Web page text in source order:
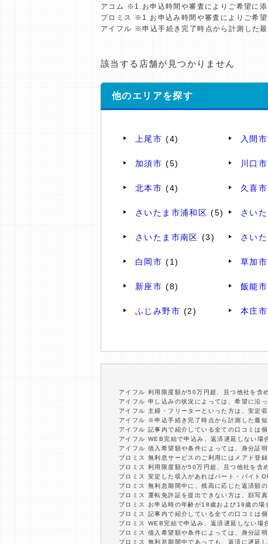
アコム ※1.お申込時間や審査によりご希望に添
プロミス ※1 お申込み時間や審査によりご希望
アイフル ※申込手続き完了時点から計測した
該当する店舗が見つかりません
他のエリアを探す
上尾市 (4) 入間市
加須市 (5) 川口市
北本市 (4) 久喜市
さいたま市浦和区 (5) さい
さいたま市南区 (3) さい
白岡市 (1) 草加市
新座市 (8) 飯能市
ふじみ野市 (2) 本庄市
アイフル 利用限度額が50万円超、且つ他社を含
アイフル 申し込みの状況によっては、希望に沿
アイフル 主婦・フリーターといった方は、安定
アイフル ※申込手続き完了時点から計測した最
アイフル 記事内で紹介している全ての口コミは
アイフル WEB完結で申込み、返済遅延しない場
アイフル 借入希望額や条件によっては、身分証
プロミス 無利息サービスのご利用にはメアド登
プロミス 利用限度額が50万円超、且つ他社を含
プロミス 安定した収入があればパート・バイト
プロミス 無利息期間中に、残高に応じた返済額
プロミス 運転免許証を提出できない方は、顔写
プロミス お申込時の年齢が18歳および19歳の場
プロミス 記事内で紹介している全ての口コミは
プロミス WEB完結で申込み、返済遅延しない場
プロミス 借入希望額や条件によっては、身分証
プロミス 無利息期間中であっても、返済に遅延